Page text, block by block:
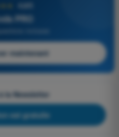
4,6/5
PRO
maintenant
la Newsletter
est gratuite